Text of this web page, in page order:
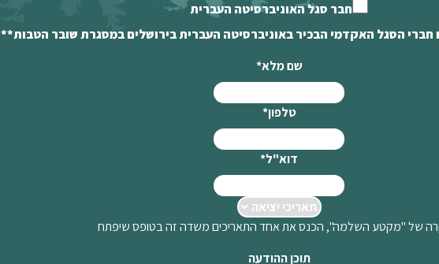
חבר סגל האוניברסיטה העברית
הסגל האקדמי הבכיר באוניברסיטה העברית בירושלים במסגרת שובר הטבות**
שם מלא*
טלפון*
דוא"ל*
של "מקטע השלמה", הכנס את אחד התאריכים משדה זה בטופס שיפתח
תוכן ההודעה